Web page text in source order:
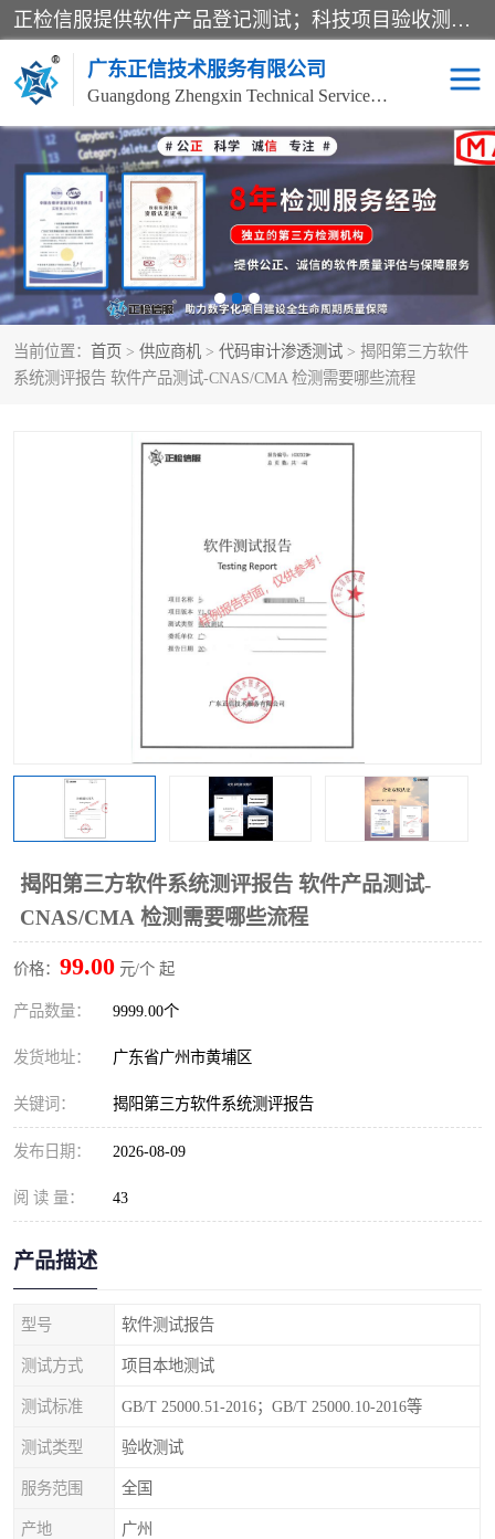
正检信服提供软件产品登记测试；科技项目验收测试；产品确认测试；功能测试；性能测试；安全测试；代码审计测试；漏洞扫描测试；渗透测试；风险评估测试；信息安全等级保护测评；双软认定；实验室建设质量体系建设；软件着作权、软件评测等服务。
广东正信技术服务有限公司
Guangdong Zhengxin Technical Service Co., Ltd
当前位置： 首页 > 供应商机 > 代码审计渗透测试 > 揭阳第三方软件
系统测评报告 软件产品测试-CNAS/CMA 检测需要哪些流程
揭阳第三方软件系统测评报告 软件产品测试-
CNAS/CMA 检测需要哪些流程
价格： 99.00 元/个 起
产品数量： 9999.00个
发货地址： 广东省广州市黄埔区
关键词： 揭阳第三方软件系统测评报告
发布日期： 2026-08-09
阅 读 量： 43
产品描述
型号 软件测试报告
测试方式 项目本地测试
测试标准 GB/T 25000.51-2016；GB/T 25000.10-2016等
测试类型 验收测试
服务范围 全国
产地 广州
电子政务验收测评 数字信息化验收测评
应用软件系统测试 信息系统漏洞扫描
科技成果鉴定测试 软件产品登记测试
信息安全风险评估 系统性能效率测试